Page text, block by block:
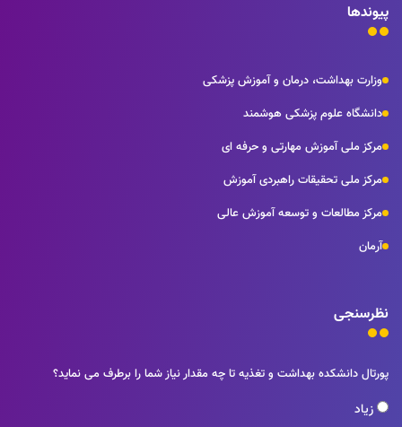
پیوندها
وزارت بهداشت، درمان و آموزش پزشکی
دانشگاه علوم پزشکی هوشمند
مرکز ملی آموزش مهارتی و حرفه ای
مرکز ملی تحقیقات راهبردی آموزش
مرکز مطالعات و توسعه آموزش عالی
آرمان
نظرسنجی
پورتال دانشکده بهداشت و تغذیه تا چه مقدار نیاز شما را برطرف می نماید؟
زیاد